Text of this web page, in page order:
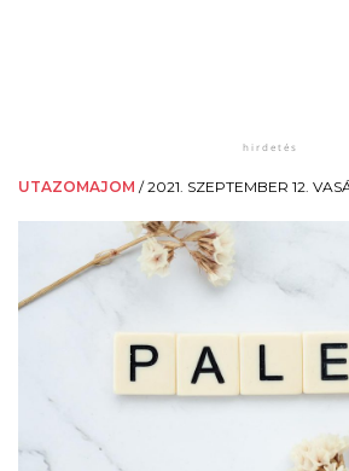
UTAZOMAJOM /2021. SZEPTEMBER 12.